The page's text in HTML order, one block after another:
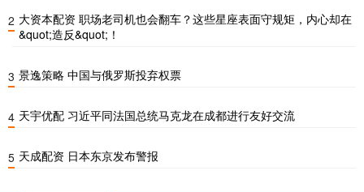
2 大资本配资 职场老司机也会翻车？这些星座表面守规矩，内心却在
&quot;造反&quot;！
3 景逸策略 中国与俄罗斯投弃权票
4 天宇优配 习近平同法国总统马克龙在成都进行友好交流
5 天成配资 日本东京发布警报